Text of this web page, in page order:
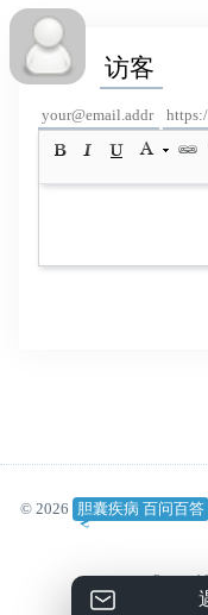
© 2026 胆囊疾病 百问百答
Powered